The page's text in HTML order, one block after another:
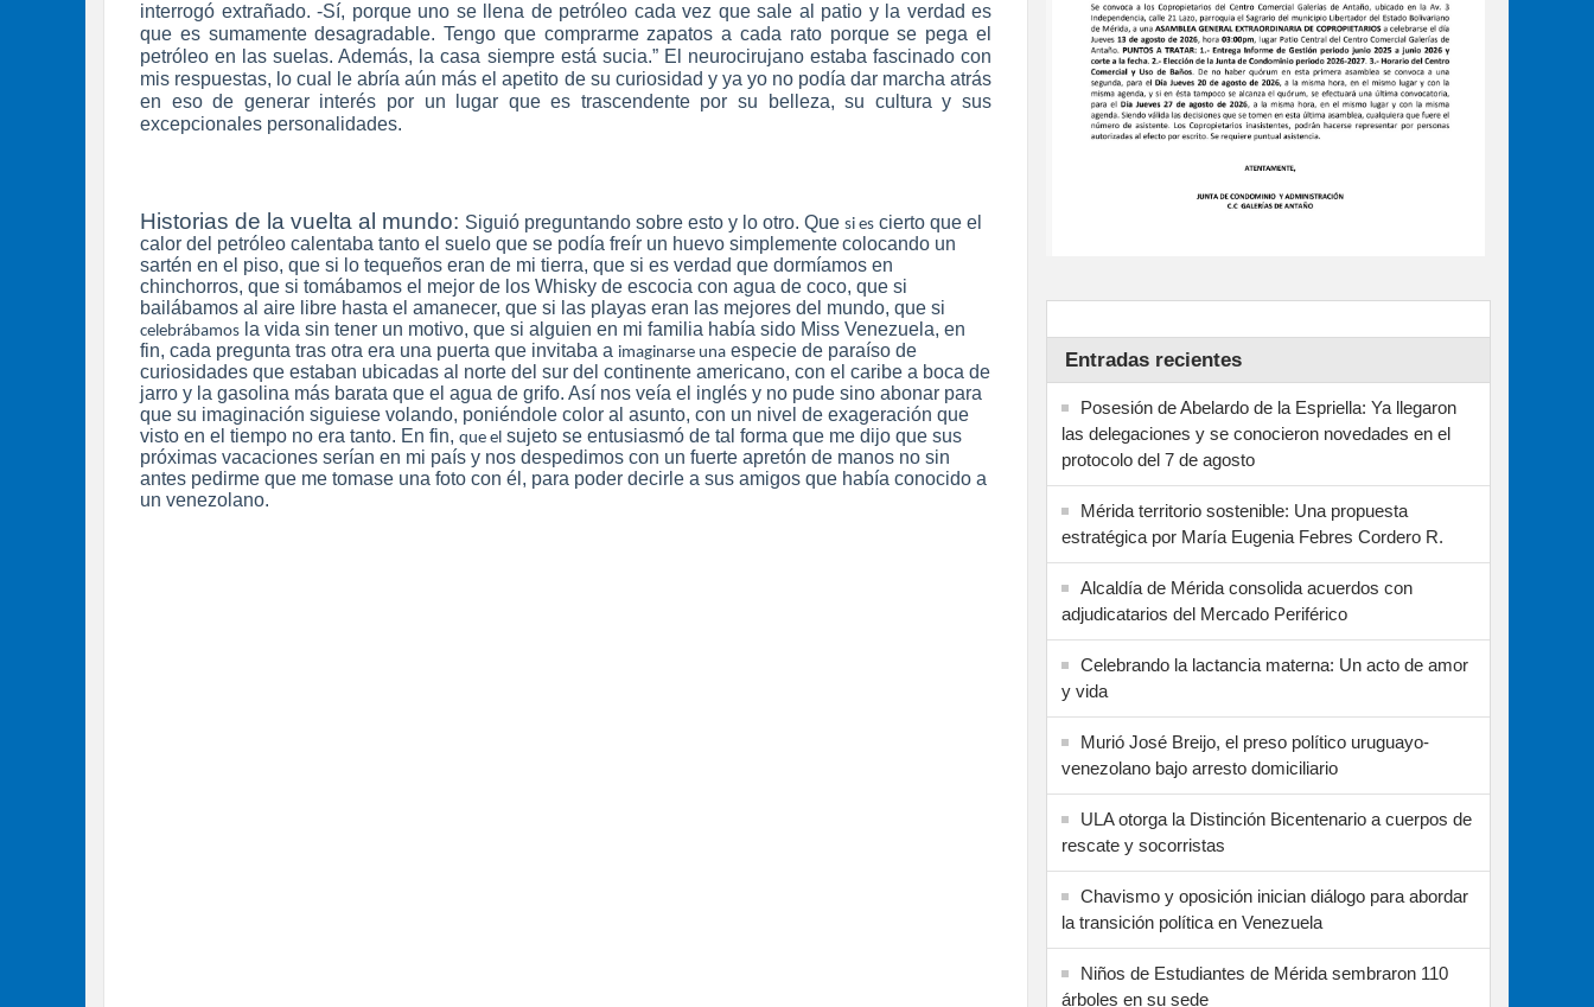
interrogó extrañado. -Sí, porque uno se llena de petróleo cada vez que sale al patio y la verdad es
que es sumamente desagradable. Tengo que comprarme zapatos a cada rato porque se pega el
petróleo en las suelas. Además, la casa siempre está sucia.” El neurocirujano estaba fascinado con
mis respuestas, lo cual le abría aún más el apetito de su curiosidad y ya yo no podía dar marcha atrás
en eso de generar interés por un lugar que es trascendente por su belleza, su cultura y sus
excepcionales personalidades.
Historias de la vuelta al mundo: Siguió preguntando sobre esto y lo otro. Que si es cierto que el
calor del petróleo calentaba tanto el suelo que se podía freír un huevo simplemente colocando un
sartén en el piso, que si lo tequeños eran de mi tierra, que si es verdad que dormíamos en
chinchorros, que si tomábamos el mejor de los Whisky de escocia con agua de coco, que si
bailábamos al aire libre hasta el amanecer, que si las playas eran las mejores del mundo, que si
celebrábamos la vida sin tener un motivo, que si alguien en mi familia había sido Miss Venezuela, en
fin, cada pregunta tras otra era una puerta que invitaba a imaginarse una especie de paraíso de
curiosidades que estaban ubicadas al norte del sur del continente americano, con el caribe a boca de
jarro y la gasolina más barata que el agua de grifo. Así nos veía el inglés y no pude sino abonar para
que su imaginación siguiese volando, poniéndole color al asunto, con un nivel de exageración que
visto en el tiempo no era tanto. En fin, que el sujeto se entusiasmó de tal forma que me dijo que sus
próximas vacaciones serían en mi país y nos despedimos con un fuerte apretón de manos no sin
antes pedirme que me tomase una foto con él, para poder decirle a sus amigos que había conocido a
un venezolano.
Entradas recientes
Posesión de Abelardo de la Espriella: Ya llegaron
las delegaciones y se conocieron novedades en el
protocolo del 7 de agosto
Mérida territorio sostenible: Una propuesta
estratégica por María Eugenia Febres Cordero R.
Alcaldía de Mérida consolida acuerdos con
adjudicatarios del Mercado Periférico
Celebrando la lactancia materna: Un acto de amor
y vida
Murió José Breijo, el preso político uruguayo-
venezolano bajo arresto domiciliario
ULA otorga la Distinción Bicentenario a cuerpos de
rescate y socorristas
Chavismo y oposición inician diálogo para abordar
la transición política en Venezuela
Niños de Estudiantes de Mérida sembraron 110
árboles en su sede